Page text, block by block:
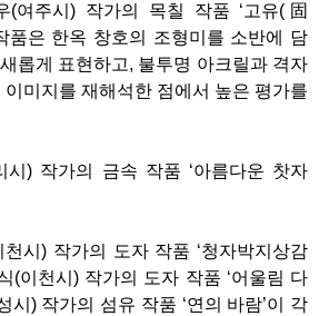
(여주시) 작가의 목칠 작품 ‘고유(固
품은 한옥 창호의 조형미를 소반에 담
롭게 표현하고, 불투명 아크릴과 격자
미지를 재해석한 점에서 높은 평가를
) 작가의 금속 작품 ‘아름다운 찻자
시) 작가의 도자 작품 ‘청자박지상감
(이천시) 작가의 도자 작품 ‘어울림 다
시) 작가의 섬유 작품 ‘연의 바람’이 각